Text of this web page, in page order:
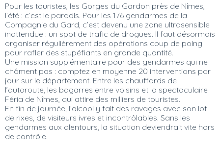
Pour les touristes, les Gorges du Gardon près de Nîmes,
l’été : c’est le paradis. Pour les 176 gendarmes de la
Compagnie du Gard, c’est devenu une zone ultrasensible
inattendue : un spot de trafic de drogues. Il faut désormais
organiser régulièrement des opérations coup de poing
pour rafler des stupéfiants en grande quantité.
Une mission supplémentaire pour des gendarmes qui ne
chôment pas : comptez en moyenne 20 interventions par
jour sur le département. Entre les chauffards de
l’autoroute, les bagarres entre voisins et la spectaculaire
Féria de Nîmes, qui attire des milliers de touristes.
En fin de journée, l’alcool y fait des ravages avec son lot
de rixes, de visiteurs ivres et incontrôlables. Sans les
gendarmes aux alentours, la situation deviendrait vite hors
de contrôle.